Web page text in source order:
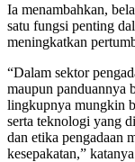
Ia menambahkan,
satu fungsi penting
meningkatkan
“Dalam sektor
maupun panduannya
lingkupnya mungkin
serta teknologi yang
dan etika pengadaan
kesepakatan,”